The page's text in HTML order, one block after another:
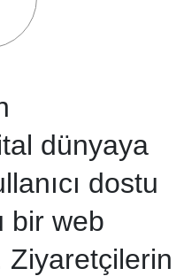
dünyaya
dostu
bir web
Ziyaretçilerin